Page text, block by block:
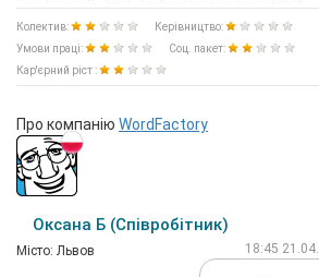
негтивні відгуки,
ось вони і
порешали
написати свої….
По друге, що до
переважно
через ФОП
-роботодавець
відхиляеться від
вас проводить
свої продажі…
Колектив:
Керівництво:
Умови праці:
Соц. пакет:
Кар'єрний ріст :
Про компанію WordFactory
Оксана Б (Співробітник)
Мiсто: Львов 18:45